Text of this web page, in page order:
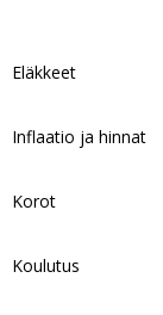
Eläkkeet
Inflaatio ja hinnat
Korot
Koulutus